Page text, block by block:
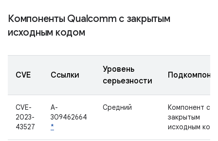
Компоненты Qualcomm с закрытым
исходным кодом
CVE Ссылки
Уровень
серьезности
CVE-
2023-
43527
A-
309462664
*
Средний
Компонент с
закрытым
исходным